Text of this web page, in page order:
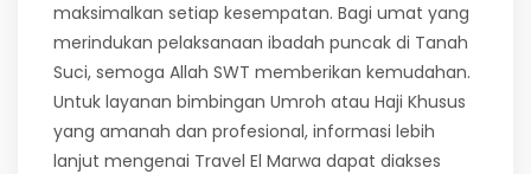
maksimalkan setiap kesempatan. Bagi umat yang
merindukan pelaksanaan ibadah puncak di Tanah
Suci, semoga Allah SWT memberikan kemudahan.
Untuk layanan bimbingan Umroh atau Haji Khusus
yang amanah dan profesional, informasi lebih
lanjut mengenai Travel El Marwa dapat diakses